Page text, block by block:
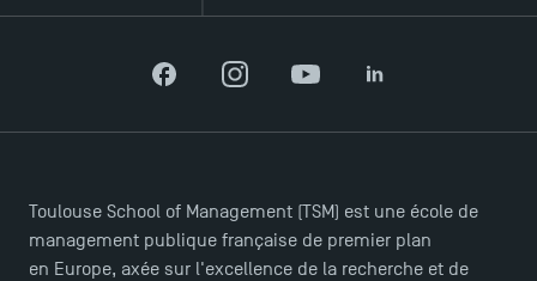
TSM-Research
FacebookInstagramYouTubeLinkedIn
Toulouse School of Management (TSM) est une école de
management publique française de premier plan
en Europe, axée sur l'excellence de la recherche et de